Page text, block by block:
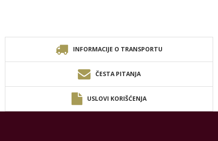
INFORMACIJE O TRANSPORTU
ČESTA PITANJA
USLOVI KORIŠĆENJA